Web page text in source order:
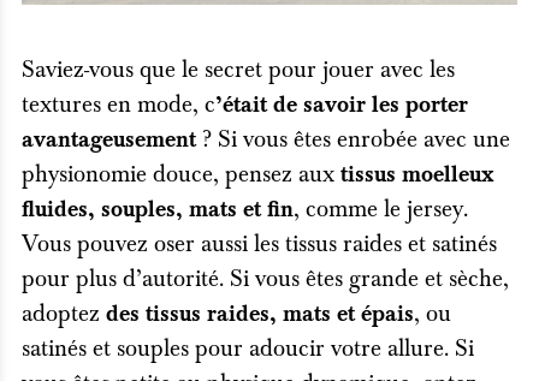
Saviez-vous que le secret pour jouer avec les
textures en mode, c’était de savoir les porter
avantageusement? Si vous êtes enrobée avec une
physionomie douce, pensez aux tissus moelleux
fluides, souples, mats et fin, comme le jersey.
Vous pouvez oser aussi les tissus raides et satinés
pour plus d’autorité. Si vous êtes grande et sèche,
adoptez des tissus raides, mats et épais, ou
satinés et souples pour adoucir votre allure. Si